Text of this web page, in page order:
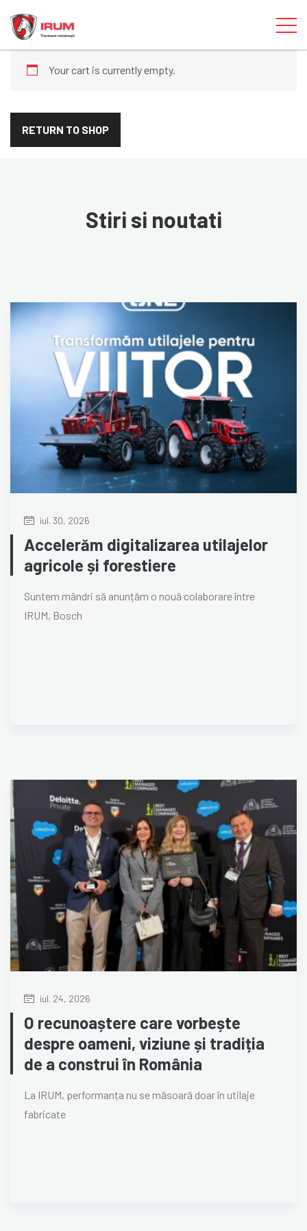
Your cart is currently empty.
RETURN TO SHOP
Stiri si noutati
iul. 30, 2026
Accelerăm digitalizarea utilajelor
agricole și forestiere
Suntem mândri să anunțăm o nouă colaborare între
IRUM, Bosch
iul. 24, 2026
O recunoaștere care vorbește
despre oameni, viziune și tradiția
de a construi în România
La IRUM, performanța nu se măsoară doar în utilaje
fabricate